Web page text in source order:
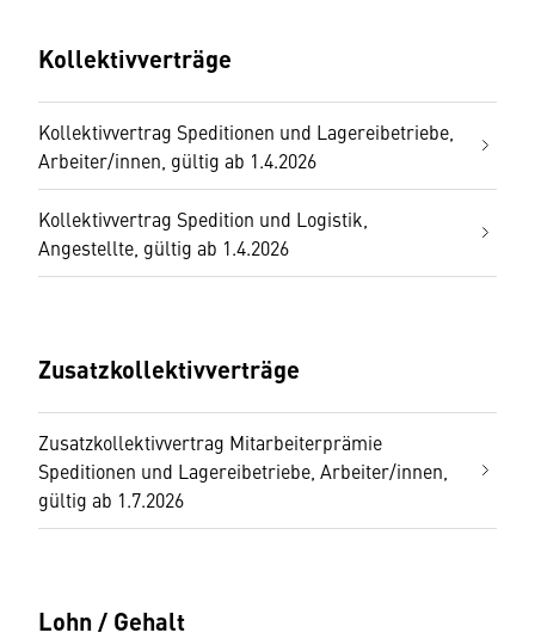
Kollektivverträge
Kollektivvertrag Speditionen und Lagereibetriebe,
Arbeiter/innen, gültig ab 1.4.2026
Kollektivvertrag Spedition und Logistik,
Angestellte, gültig ab 1.4.2026
Zusatzkollektivverträge
Zusatzkollektivvertrag Mitarbeiterprämie
Speditionen und Lagereibetriebe, Arbeiter/innen,
gültig ab 1.7.2026
Lohn / Gehalt